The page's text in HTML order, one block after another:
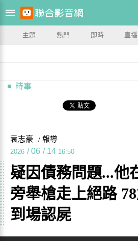
主題 熱門 即時 直播
時事
袁志豪 / 報導
2026 / 06 / 14 16:50
疑因債務問題...他
旁舉槍走上絕路
到場認屍